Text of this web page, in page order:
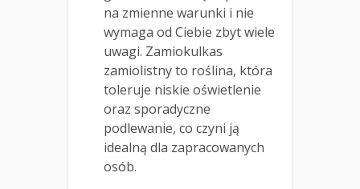
na zmienne warunki i nie
wymaga od Ciebie zbyt wiele
uwagi. Zamiokulkas
zamiolistny to roślina, która
toleruje niskie oświetlenie
oraz sporadyczne
podlewanie, co czyni ją
idealną dla zapracowanych
osób.